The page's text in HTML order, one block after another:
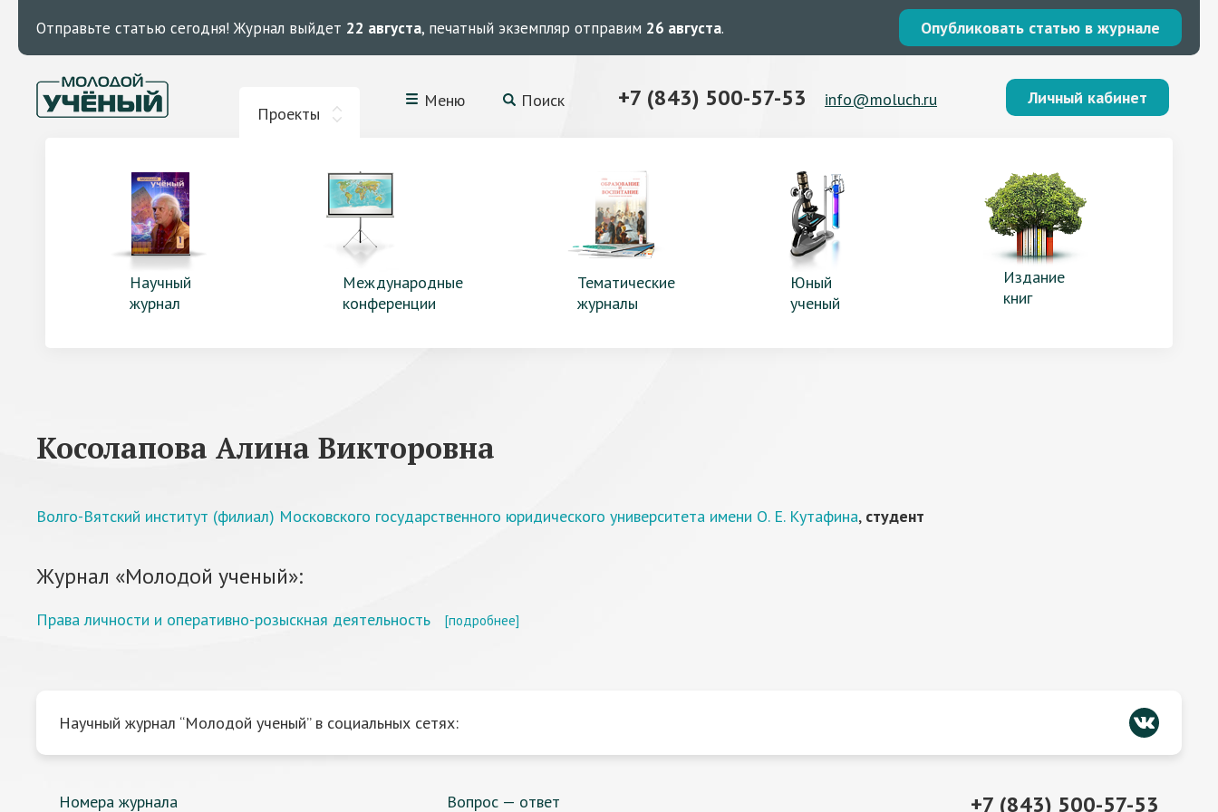
Отправьте статью сегодня! Журнал выйдет 22 августа, печатный экземпляр отправим 26 августа. Опубликовать статью в журнале
Проекты
Меню Поиск +7 (843) 500-57-53 info@moluch.ru Личный кабинет
Научный
журнал
Международные
конференции
Тематические
журналы
Юный
ученый
Издание
книг
Косолапова Алина Викторовна
Волго-Вятский институт (филиал) Московского государственного юридического университета имени О. Е. Кутафина, студент
Журнал «Молодой ученый»:
Права личности и оперативно-розыскная деятельность [подробнее]
Научный журнал “Молодой ученый” в социальных сетях:
Номера журнала Вопрос — ответ +7 (843) 500-57-53